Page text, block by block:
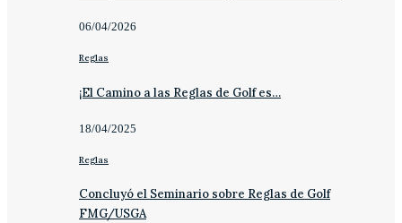
06/04/2026
Reglas
¡El Camino a las Reglas de Golf es…
18/04/2025
Reglas
Concluyó el Seminario sobre Reglas de Golf
FMG/USGA